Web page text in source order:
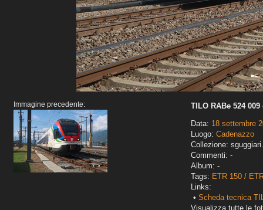
Immagine precedente:
TILO RABe 524 009
Data: 18 settembre
Luogo: Cadenazzo
Collezione:
Commenti: -
Album: -
Tags: ETR 150 /
Links:
• Scheda tecnica
Visualizza tutte le